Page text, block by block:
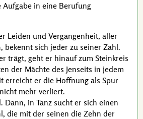
Aufgabe in eine Berufung
Leiden und Vergangenheit, aller
bekennt sich jeder zu seiner Zahl.
trägt, geht er hinauf zum Steinkreis
der Mächte des Jenseits in jedem
erreicht er die Hoffnung als Spur
mehr verliert.
Dann, in Tanz sucht er sich einen
die mit der seinen die Zehn der